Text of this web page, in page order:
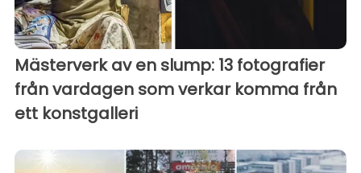
Mästerverk av en slump: 13 fotografier
från vardagen som verkar komma från
ett konstgalleri